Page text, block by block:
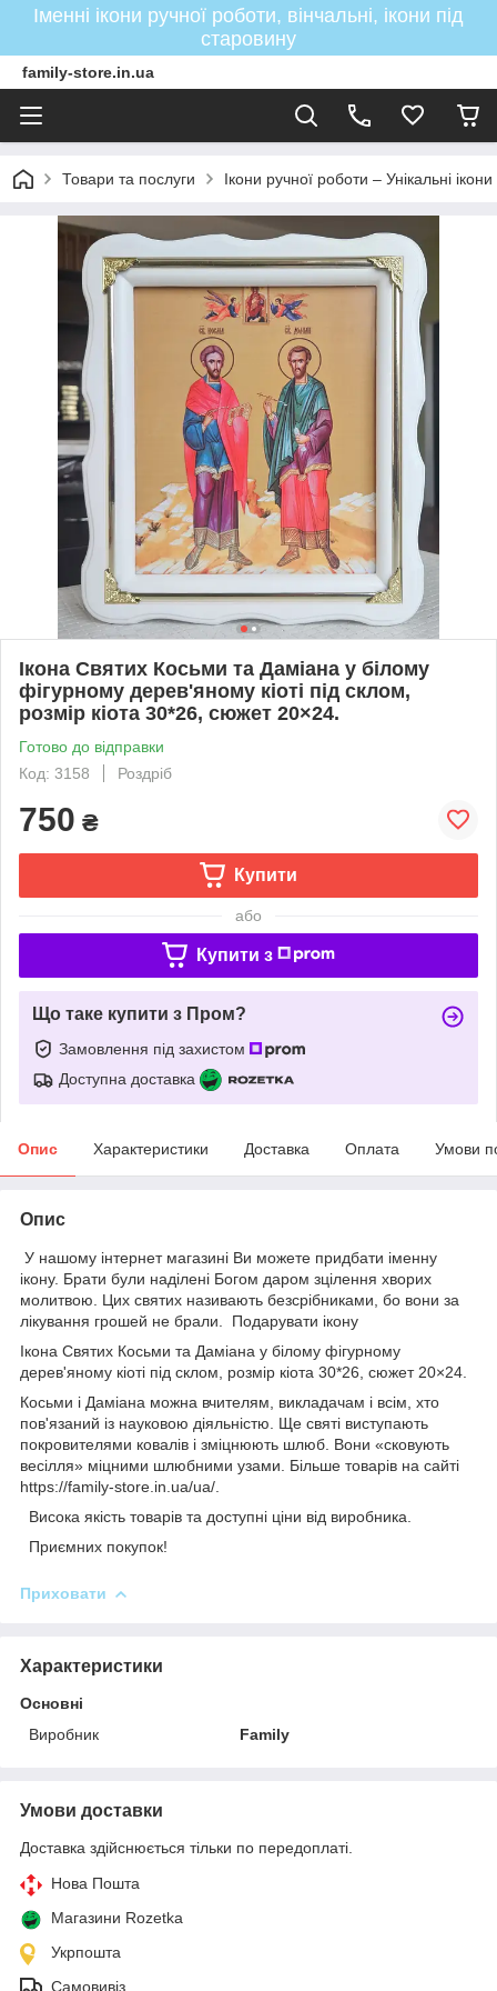
Іменні ікони ручної роботи, вінчальні, ікони під
старовину
family-store.in.ua
Товари та послуги Ікони ручної роботи – Унікальні
Ікона Святих Косьми та Даміана у білому
фігурному дерев'яному кіоті під склом,
розмір кіота 30*26, cюжет 20×24.
Готово до відправки
Код: 3158
Роздріб
750 ₴
Купити
або
Купити з
Що таке купити з Пром?
Замовлення під захистом
Доступна доставка
Опис Характеристики Доставка Оплата Умови
Опис
У нашому інтернет магазині Ви можете придбати іменну
ікону. Брати були наділені Богом даром зцілення хворих
молитвою. Цих святих називають безсрібниками, бо вони за
лікування грошей не брали. Подарувати ікону
Ікона Святих Косьми та Даміана у білому фігурному
дерев'яному кіоті під склом, розмір кіота 30*26, cюжет 20×24.
Косьми і Даміана можна вчителям, викладачам і всім, хто
пов'язаний із науковою діяльністю. Ще святі виступають
покровителями ковалів і зміцнюють шлюб. Вони «сковують
весілля» міцними шлюбними узами. Більше товарів на сайті
https://family-store.in.ua/ua/.
Висока якість товарів та доступні ціни від виробника.
Приємних покупок!
Приховати
Характеристики
Основні
Виробник
Family
Умови доставки
Доставка здійснюється тільки по передоплаті.
Нова Пошта
Магазини Rozetka
Укрпошта
Самовивіз